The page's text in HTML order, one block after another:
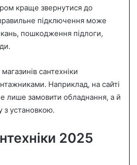
краще звернутися до
підключення може
пошкодження підлоги,
сантехніки
Наприклад, на сайті
лише замовити обладнання, а й
з установкою.
2025